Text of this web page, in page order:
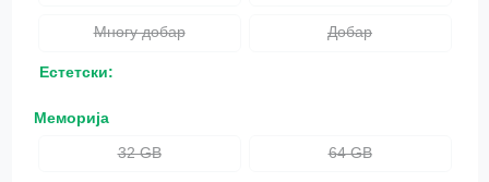
Многу добар Добар
Естетски:
Меморија
32 GB
64 GB